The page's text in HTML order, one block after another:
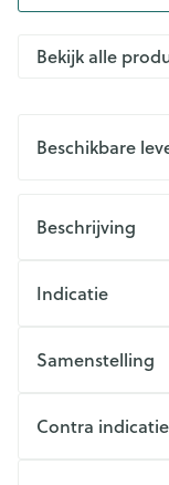
Bekijk alle
Beschikbare
Beschrijving
Indicatie
Samenstelling
Contra indicatie